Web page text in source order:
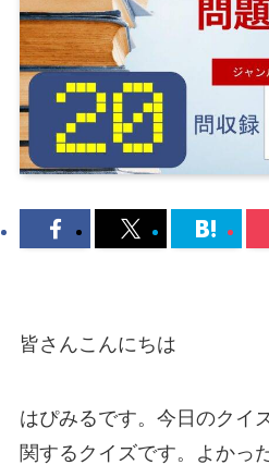
皆さんこんにちは
はぴみるです。今日のクイ
関するクイズです。よかっ